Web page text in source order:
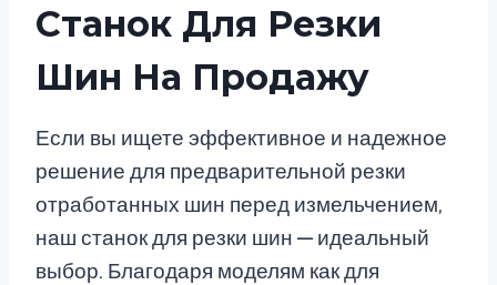
Станок Для Резки
Шин На Продажу
Если вы ищете эффективное и надежное
решение для предварительной резки
отработанных шин перед измельчением,
наш станок для резки шин — идеальный
выбор. Благодаря моделям как для